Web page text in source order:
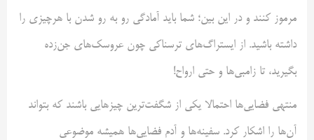
مرموز کنند و در این بین؛ شما باید آمادگی رو به رو شدن با هرچیزی را
داشته باشید. از ایستراگ‌های ترسناکی چون عروسک‌های جن‌زده
بگیرید، تا زامبی‌ها و حتی ارواح!
منتهی فضایی‌ها احتمالا یکی از شگفت‌ترین چیزهایی باشند که بتواند
آن‌ها را اشکار کرد. سفینه‌ها و آدم فضایی‌ها همیشه موضوعی